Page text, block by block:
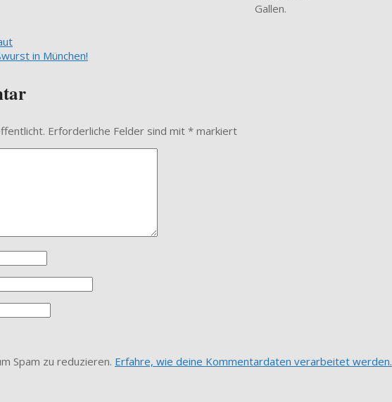
Gallen.
in München!
Erforderliche Felder sind mit * markiert
Spam zu reduzieren. Erfahre, wie deine Kommentardaten verarbeitet werden.